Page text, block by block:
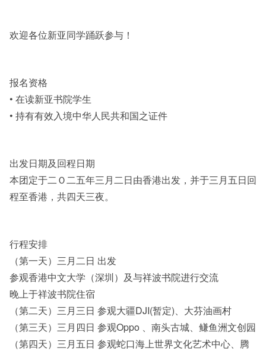
欢迎各位新亚同学踊跃参与！
报名资格
• 在读新亚书院学生
• 持有有效入境中华人民共和国之证件
出发日期及回程日期
本团定于二Ｏ二五年三月二日由香港出发，并于三月五日回
程至香港，共四天三夜。
行程安排
（第一天）三月二日 出发
参观香港中文大学（深圳）及与祥波书院进行交流
晚上于祥波书院住宿
（第二天）三月三日 参观大疆DJI(暂定)、大芬油画村
（第三天）三月四日 参观Oppo 、南头古城、鳒鱼洲文创园
（第四天）三月五日 参观蛇口海上世界文化艺术中心、腾